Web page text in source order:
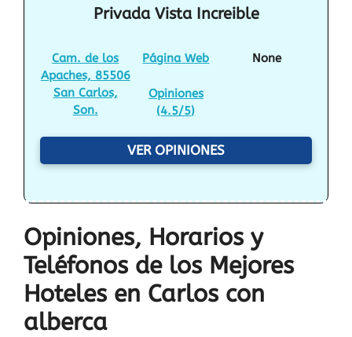
Privada Vista Increible
Cam. de los
Apaches, 85506
San Carlos,
Son.
Página Web
Opiniones
(4.5/5)
None
VER OPINIONES
Opiniones, Horarios y
Teléfonos de los Mejores
Hoteles en Carlos con
alberca